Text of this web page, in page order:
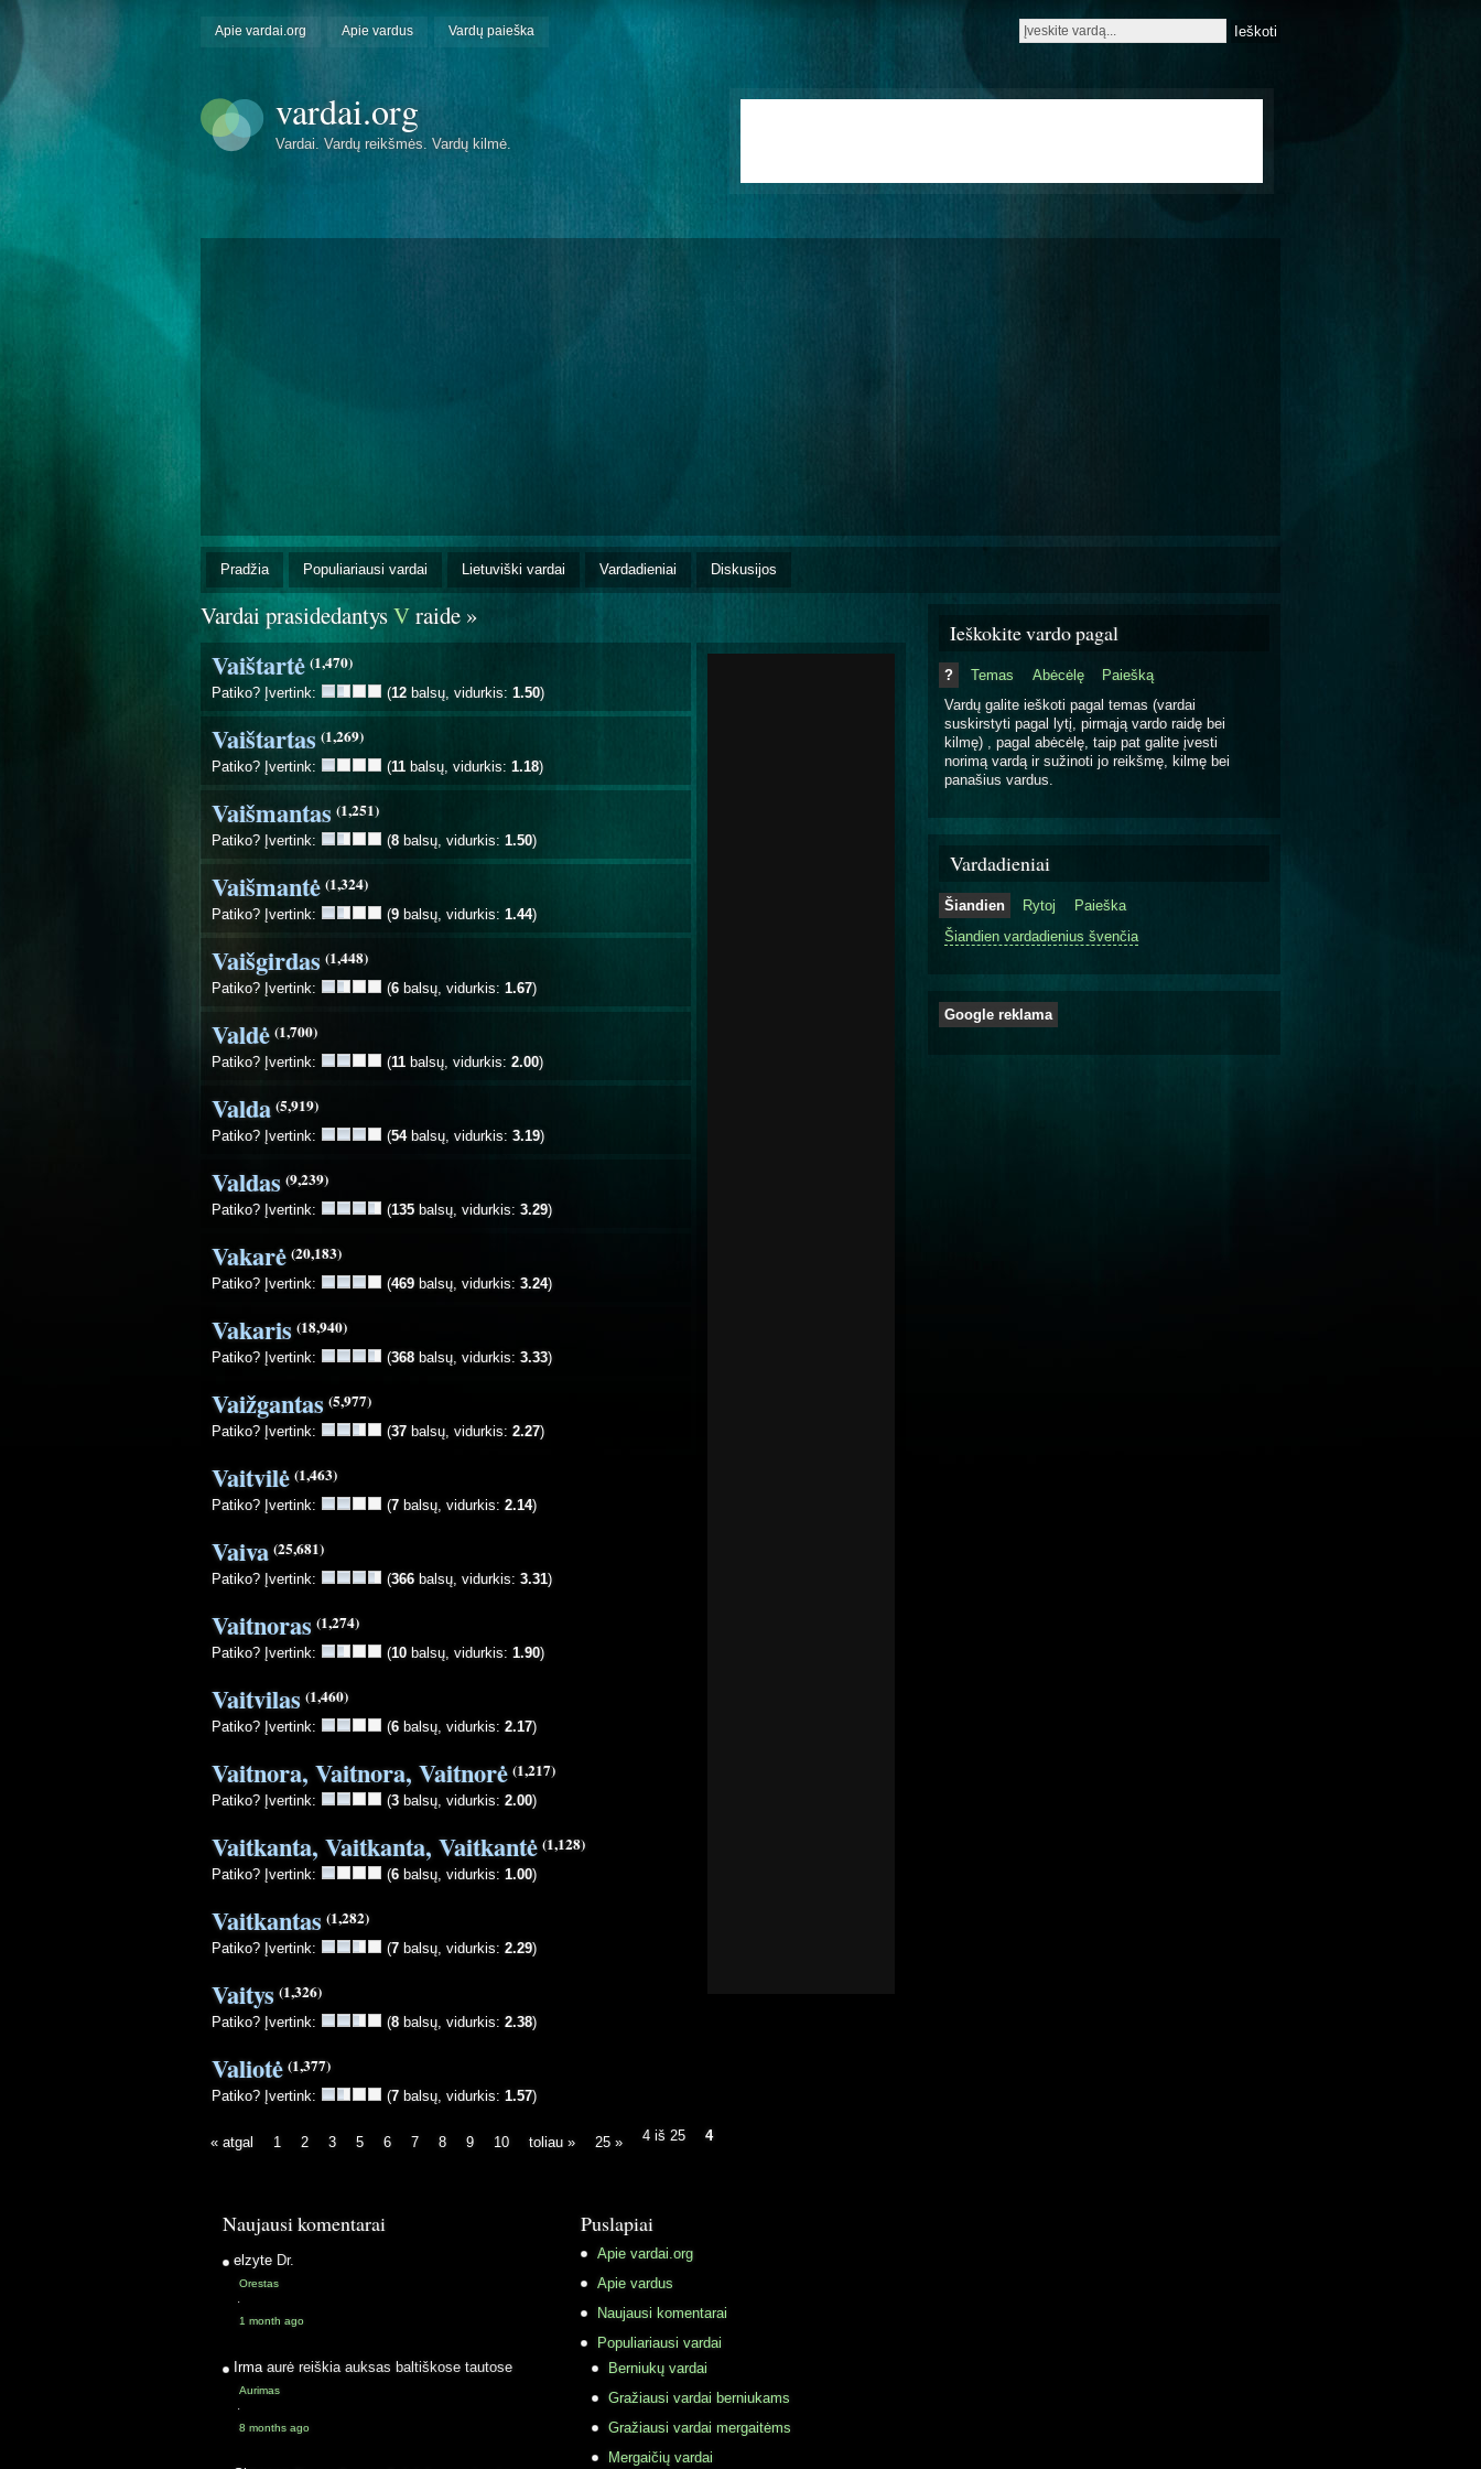
Apie vardai.org Apie vardus Vardų paieška
vardai.org
Vardai. Vardų reikšmės. Vardų kilmė.
Pradžia Populiariausi vardai Lietuviški vardai Vardadieniai Diskusijos
Vardai prasidedantysVraide »
Vaištartė (1,470)
Patiko? Įvertink: (12 balsų, vidurkis: 1.50)
Vaištartas (1,269)
Patiko? Įvertink: (11 balsų, vidurkis: 1.18)
Vaišmantas (1,251)
Patiko? Įvertink: (8 balsų, vidurkis: 1.50)
Vaišmantė (1,324)
Patiko? Įvertink: (9 balsų, vidurkis: 1.44)
Vaišgirdas (1,448)
Patiko? Įvertink: (6 balsų, vidurkis: 1.67)
Valdė (1,700)
Patiko? Įvertink: (11 balsų, vidurkis: 2.00)
Valda (5,919)
Patiko? Įvertink: (54balsų, vidurkis: 3.19)
Valdas (9,239)
Patiko? Įvertink: (135 balsų, vidurkis: 3.29)
Vakarė (20,183)
Patiko? Įvertink: (469 balsų, vidurkis: 3.24)
Vakaris (18,940)
Patiko? Įvertink: (368 balsų, vidurkis: 3.33)
Vaižgantas (5,977)
Patiko? Įvertink: (37 balsų, vidurkis: 2.27)
Vaitvilė (1,463)
Patiko? Įvertink: (7 balsų, vidurkis: 2.14)
Vaiva (25,681)
Patiko? Įvertink: (366 balsų, vidurkis: 3.31)
Vaitnoras (1,274)
Patiko? Įvertink: (10 balsų, vidurkis: 1.90)
Vaitvilas (1,460)
Patiko? Įvertink: (6 balsų, vidurkis: 2.17)
Vaitnora, Vaitnora, Vaitnorė (1,217)
Patiko? Įvertink: (3 balsų, vidurkis: 2.00)
Vaitkanta, Vaitkanta, Vaitkantė (1,128)
Patiko? Įvertink: (6 balsų, vidurkis: 1.00)
Vaitkantas (1,282)
Patiko? Įvertink: (7 balsų, vidurkis: 2.29)
Vaitys (1,326)
Patiko? Įvertink: (8 balsų, vidurkis: 2.38)
Valiotė (1,377)
Patiko? Įvertink: (7 balsų, vidurkis: 1.57)
4 iš 25
« atgal 1 2 3 4
5 6 7 8 9 10 toliau » 25 »
Ieškokite vardo pagal
? Temas Abėcėlę
Paiešką
Vardų galite ieškoti pagal temas (vardai
suskirstyti pagal lytį, pirmąją vardo raidę bei
kilmę) , pagal abėcėlę, taip pat galite įvesti
norimą vardą ir sužinoti jo reikšmę, kilmę bei
panašius vardus.
Vardadieniai
Šiandien Rytoj
Paieška
Šiandien vardadienius švenčia
Google reklama
Naujausi komentarai
elzyte Dr.
Orestas
·
1 month ago
Irma aurė reiškia auksas baltiškose tautose
Aurimas
·
8 months ago
Puslapiai
Apie vardai.org
Apie vardus
Naujausi komentarai
Populiariausi vardai
Berniukų vardai
Gražiausi vardai berniukams
Gražiausi vardai mergaitėms
Mergaičių vardai